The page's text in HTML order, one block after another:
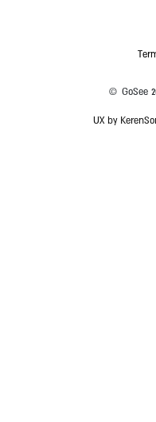
© GoSee
UX by